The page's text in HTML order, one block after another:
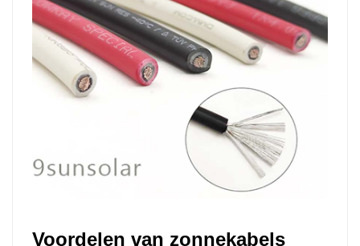
Voordelen van zonnekabels